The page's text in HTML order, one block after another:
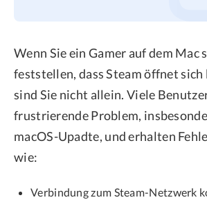
Wenn Sie ein Gamer auf dem Mac
feststellen, dass Steam öffnet
sind Sie nicht allein. Viele
frustrierende Problem,
macOS-Upadte, und erhalten
wie:
Verbindung zum Steam-Netzwerk